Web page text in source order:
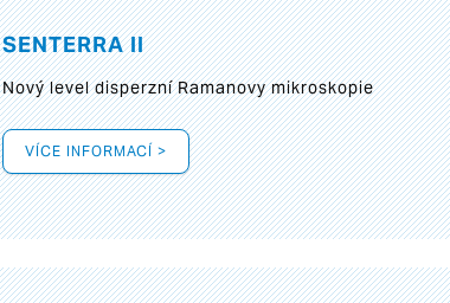
SENTERRA II
Nový level disperzní Ramanovy mikroskopie
VÍCE INFORMACÍ >